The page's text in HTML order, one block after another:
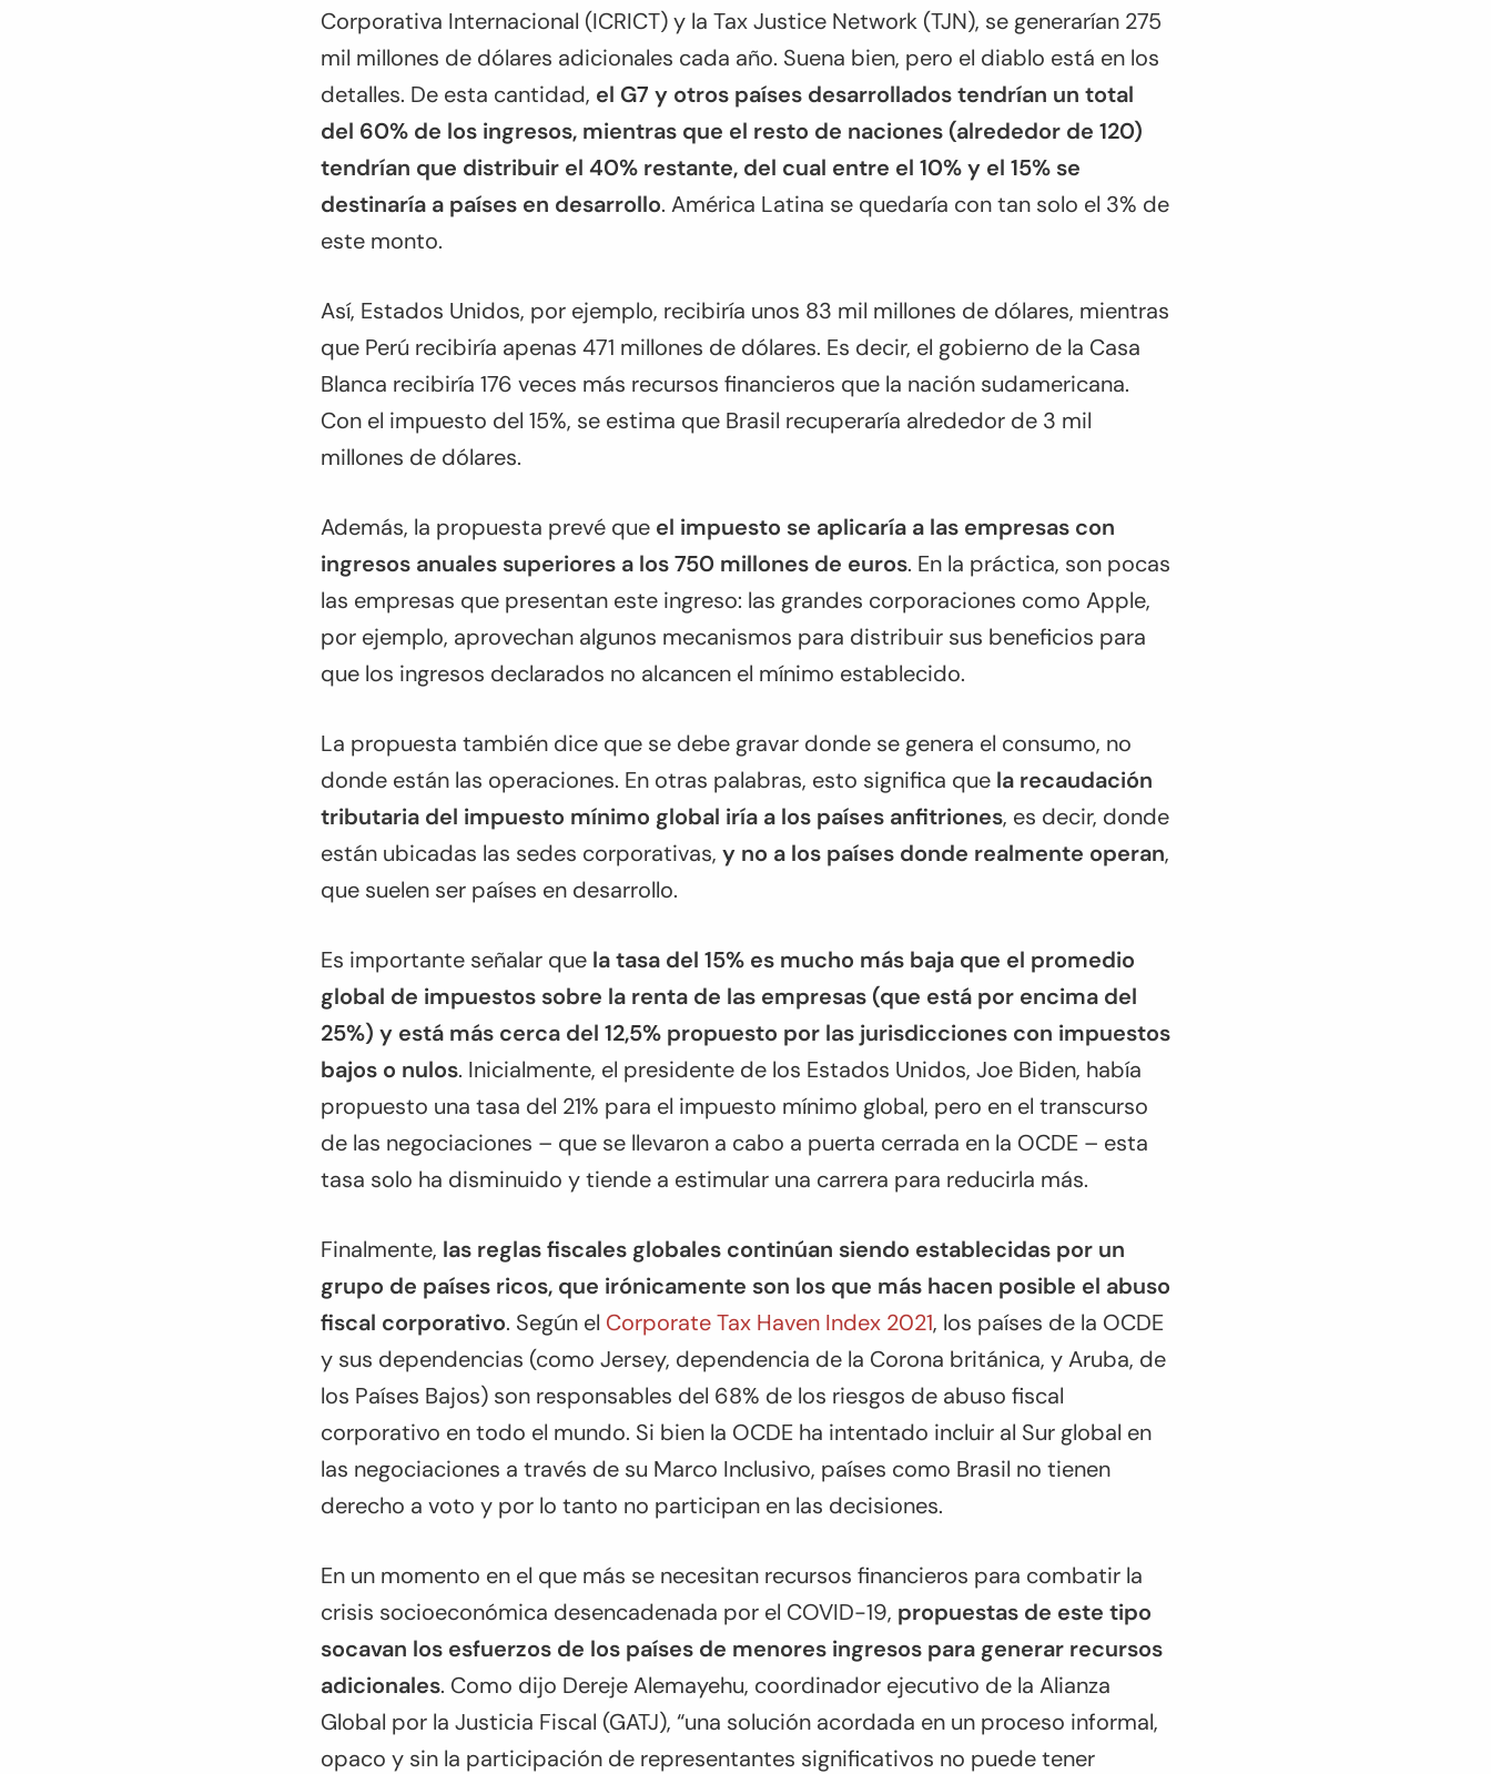
Corporativa Internacional (ICRICT) y la Tax Justice Network (TJN), se generarían 275
mil millones de dólares adicionales cada año. Suena bien, pero el diablo está en los
detalles. De esta cantidad, el G7 y otros países desarrollados tendrían un total
del 60% de los ingresos, mientras que el resto de naciones (alrededor de 120)
tendrían que distribuir el 40% restante, del cual entre el 10% y el 15% se
destinaría a países en desarrollo. América Latina se quedaría con tan solo el 3% de
este monto.
Así, Estados Unidos, por ejemplo, recibiría unos 83 mil millones de dólares, mientras
que Perú recibiría apenas 471 millones de dólares. Es decir, el gobierno de la Casa
Blanca recibiría 176 veces más recursos financieros que la nación sudamericana.
Con el impuesto del 15%, se estima que Brasil recuperaría alrededor de 3 mil
millones de dólares.
Además, la propuesta prevé que el impuesto se aplicaría a las empresas con
ingresos anuales superiores a los 750 millones de euros. En la práctica, son pocas
las empresas que presentan este ingreso: las grandes corporaciones como Apple,
por ejemplo, aprovechan algunos mecanismos para distribuir sus beneficios para
que los ingresos declarados no alcancen el mínimo establecido.
La propuesta también dice que se debe gravar donde se genera el consumo, no
donde están las operaciones. En otras palabras, esto significa que la recaudación
tributaria del impuesto mínimo global iría a los países anfitriones, es decir, donde
están ubicadas las sedes corporativas, y no a los países donde realmente operan,
que suelen ser países en desarrollo.
Es importante señalar que la tasa del 15% es mucho más baja que el promedio
global de impuestos sobre la renta de las empresas (que está por encima del
25%) y está más cerca del 12,5% propuesto por las jurisdicciones con impuestos
bajos o nulos. Inicialmente, el presidente de los Estados Unidos, Joe Biden, había
propuesto una tasa del 21% para el impuesto mínimo global, pero en el transcurso
de las negociaciones – que se llevaron a cabo a puerta cerrada en la OCDE – esta
tasa solo ha disminuido y tiende a estimular una carrera para reducirla más.
Finalmente, las reglas fiscales globales continúan siendo establecidas por un
grupo de países ricos, que irónicamente son los que más hacen posible el abuso
fiscal corporativo. Según el Corporate Tax Haven Index 2021, los países de la OCDE
y sus dependencias (como Jersey, dependencia de la Corona británica, y Aruba, de
los Países Bajos) son responsables del 68% de los riesgos de abuso fiscal
corporativo en todo el mundo. Si bien la OCDE ha intentado incluir al Sur global en
las negociaciones a través de su Marco Inclusivo, países como Brasil no tienen
derecho a voto y por lo tanto no participan en las decisiones.
En un momento en el que más se necesitan recursos financieros para combatir la
crisis socioeconómica desencadenada por el COVID-19, propuestas de este tipo
socavan los esfuerzos de los países de menores ingresos para generar recursos
adicionales. Como dijo Dereje Alemayehu, coordinador ejecutivo de la Alianza
Global por la Justicia Fiscal (GATJ), “una solución acordada en un proceso informal,
opaco y sin la participación de representantes significativos no puede tener